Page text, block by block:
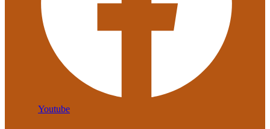
Youtube